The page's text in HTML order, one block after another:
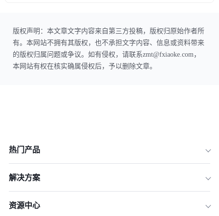
版权声明：本文章文字内容来自第三方投稿，版权归原始作者所
有。本网站不拥有其版权，也不承担文字内容、信息或资料带来
的版权归属问题或争议。如有侵权，请联系zmt@fxiaoke.com，
本网站有权在核实确属侵权后，予以删除文章。
热门产品
解决方案
资源中心